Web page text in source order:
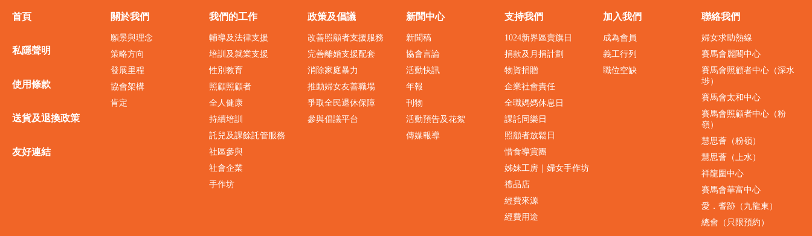
首頁
私隱聲明
使用條款
送貨及退換政策
友好連結
關於我們
願景與理念
策略方向
發展里程
協會架構
肯定
我們的工作
輔導及法律支援
培訓及就業支援
性別教育
照顧照顧者
全人健康
持續培訓
託兒及課餘託管服務
社區參與
社會企業
手作坊
政策及倡議
改善照顧者支援服務
完善離婚支援配套
消除家庭暴力
推動婦女友善職場
爭取全民退休保障
參與倡議平台
新聞中心
新聞稿
協會言論
活動快訊
年報
刊物
活動預告及花絮
傳媒報導
支持我們
1024新界區賣旗日
捐款及月捐計劃
物資捐贈
企業社會責任
全職媽媽休息日
課託同樂日
照顧者放鬆日
惜食導賞團
姊妹工房｜婦女手作坊
禮品店
經費來源
經費用途
加入我們
成為會員
義工行列
職位空缺
聯絡我們
婦女求助熱線
賽馬會麗閣中心
賽馬會照顧者中心（深水
埗）
賽馬會太和中心
賽馬會照顧者中心（粉
嶺）
慧思薈（粉嶺）
慧思薈（上水）
祥龍圍中心
賽馬會華富中心
愛．耆跡（九龍東）
總會（只限預約）